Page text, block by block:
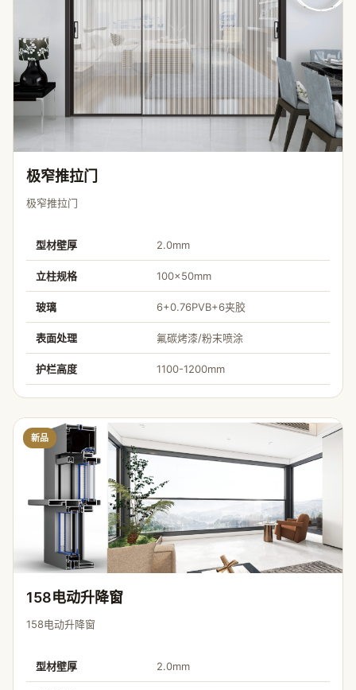
极窄推拉门
极窄推拉门
型材壁厚 2.0mm
立柱规格 100×50mm
玻璃 6+0.76PVB+6夹胶
表面处理 氟碳烤漆/粉末喷涂
护栏高度 1100-1200mm
新品
158电动升降窗
158电动升降窗
型材壁厚 2.0mm